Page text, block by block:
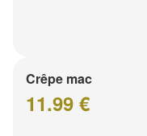
Crêpe mac
11.99 €